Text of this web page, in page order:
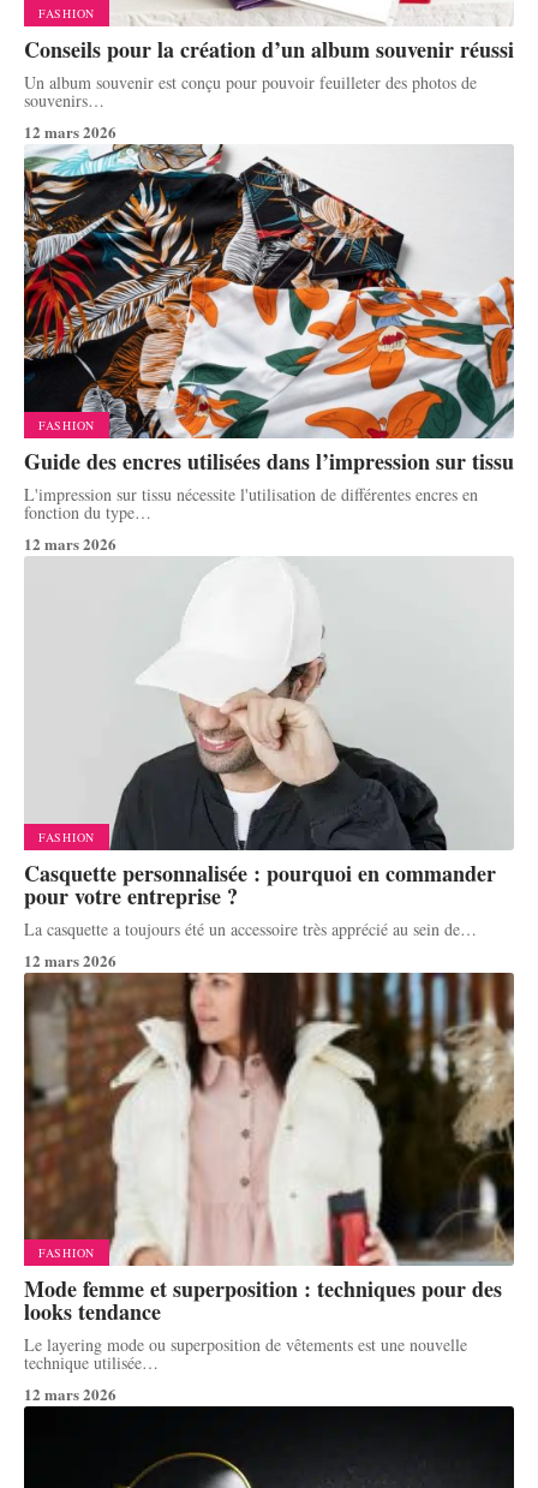
FASHION
Conseils pour la création d’un album souvenir réussi
Un album souvenir est conçu pour pouvoir feuilleter des photos de
souvenirs…
12 mars 2026
FASHION
Guide des encres utilisées dans l’impression sur tissu
L'impression sur tissu nécessite l'utilisation de différentes encres en
fonction du type…
12 mars 2026
FASHION
Casquette personnalisée : pourquoi en commander
pour votre entreprise ?
La casquette a toujours été un accessoire très apprécié au sein de…
12 mars 2026
FASHION
Mode femme et superposition : techniques pour des
looks tendance
Le layering mode ou superposition de vêtements est une nouvelle
technique utilisée…
12 mars 2026